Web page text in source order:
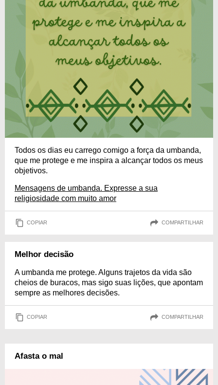
Todos os dias eu carrego comigo a força da umbanda,
que me protege e me inspira a alcançar todos os meus
objetivos.
Mensagens de umbanda. Expresse a sua
religiosidade com muito amor
COPIAR COMPARTILHAR
Melhor decisão
A umbanda me protege. Alguns trajetos da vida são
cheios de buracos, mas sigo suas lições, que apontam
sempre as melhores decisões.
COPIAR COMPARTILHAR
Afasta o mal